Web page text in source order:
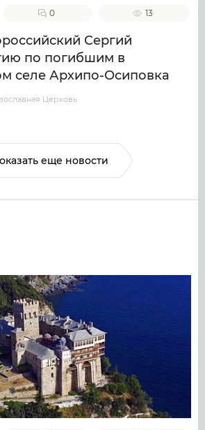
0 13
Сергий
по погибшим в
селе Архипо-Осиповка
Церковь
еще новости